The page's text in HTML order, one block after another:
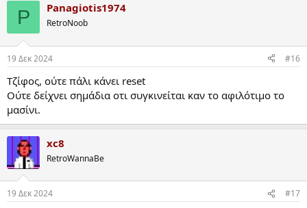
s
P Panagiotis1974
RetroNoob
19 Δεκ 2024 #16
Τζίφος, ούτε πάλι κάνει reset
Ούτε δείχνει σημάδια οτι συγκινείται καν το αφιλότιμο το
μασίνι.
xc8
RetroWannaBe
19 Δεκ 2024 #17